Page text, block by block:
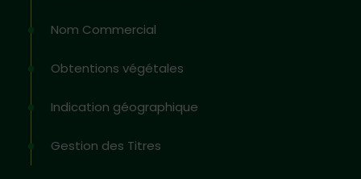
Nom Commercial
Obtentions végétales
Indication géographique
Gestion des Titres